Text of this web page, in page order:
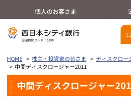
個人のお客さま
HOME 株主・投資家の皆さま ディスクロー
中間ディスクロージャー2011
中間ディスクロージャー